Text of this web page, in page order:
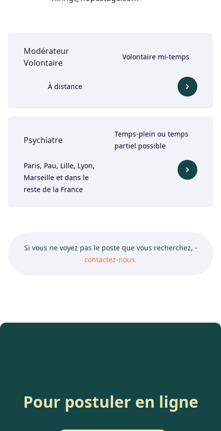
Modérateur
Volontaire
Volontaire mi-temps
À distance
Psychiatre
Temps-plein ou temps
partiel possible
Paris, Pau, Lille, Lyon,
Marseille et dans le
reste de la France
Si vous ne voyez pas le poste que vous recherchez, -
contactez-nous.
Pour postuler en ligne